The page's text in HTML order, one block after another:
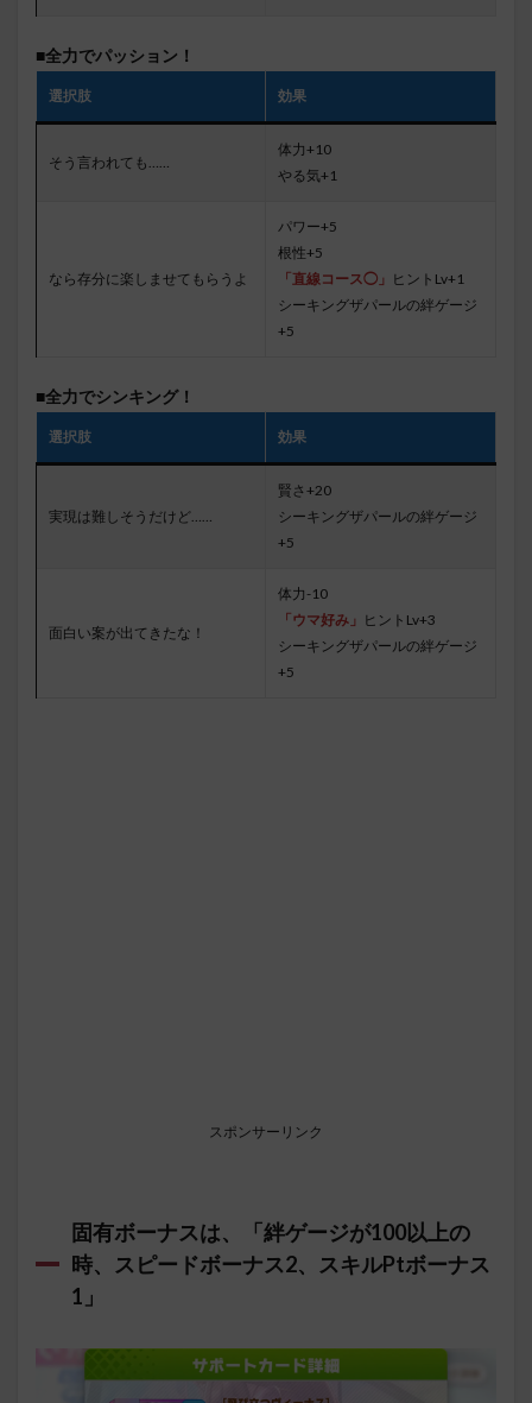
■全力でパッション！
選択肢 効果
そう言われても……
体力+10
やる気+1
なら存分に楽しませてもらうよ
パワー+5
根性+5
「直線コース◯」 ヒントLv+1
シーキングザパールの絆ゲージ
+5
■全力でシンキング！
選択肢 効果
実現は難しそうだけど……
賢さ+20
シーキングザパールの絆ゲージ
+5
面白い案が出てきたな！
体力-10
「ウマ好み」 ヒントLv+3
シーキングザパールの絆ゲージ
+5
スポンサーリンク
固有ボーナスは、「絆ゲージが100以上の
時、スピードボーナス2、スキルPtボーナス
1」